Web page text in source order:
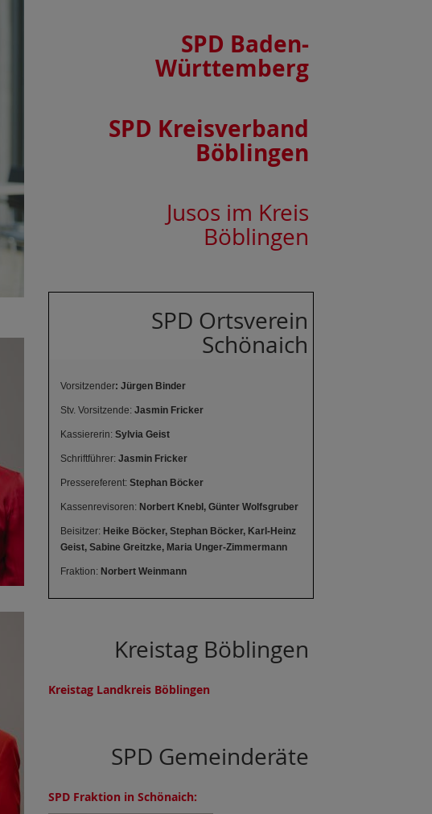
SPD Baden-
Württemberg
SPD Kreisverband
Böblingen
Jusos im Kreis
Böblingen
SPD Ortsverein
Schönaich
Vorsitzender: Jürgen Binder
Stv. Vorsitzende: Jasmin Fricker
Kassiererin: Sylvia Geist
Schriftführer: Jasmin Fricker
Pressereferent: Stephan Böcker
Kassenrevisoren: Norbert Knebl, Günter Wolfsgruber
Beisitzer: Heike Böcker, Stephan Böcker, Karl-Heinz
Geist, Sabine Greitzke, Maria Unger-Zimmermann
Fraktion: Norbert Weinmann
Kreistag Böblingen
Kreistag Landkreis Böblingen
SPD Gemeinderäte
SPD Fraktion in Schönaich: